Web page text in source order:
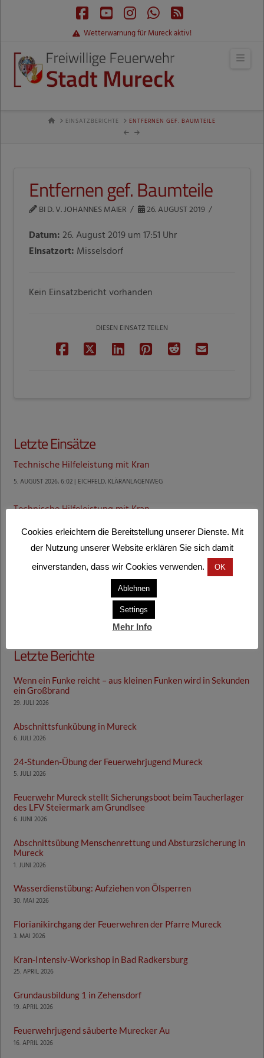
Facebook
YouTube
Instagram
Whatsapp
RSS
Wetterwarnung für Mureck aktiv!
HOMEEINSATZBERICHTE ENTFERNEN GEF. BAUMTEILE
Entfernen gef. Baumteile
BI D. V. JOHANNES MAIER 26. AUGUST 2019
Datum:26. August 2019 um 17:51 Uhr
Einsatzort: Misselsdorf
Kein Einsatzbericht vorhanden
DIESEN EINSATZ TEILEN
Letzte Einsätze
Technische Hilfeleistung mit Kran
5. AUGUST 2026, 6:02 | EICHFELD, KLÄRANLAGENWEG
Technische Hilfeleistung mit Kran
Technische Hilfeleistung mit Kran
4. AUGUST 2026, 14:00 | MURECK, QUELLENGASSE
Technische Hilfeleistung mit Kran
Letzte Berichte
Wenn ein Funke reicht – aus kleinen Funken wird in Sekunden
ein Großbrand
29. JULI 2026
Abschnittsfunkübung in Mureck
6. JULI 2026
24-Stunden-Übung der Feuerwehrjugend Mureck
5. JULI 2026
Feuerwehr Mureck stellt Sicherungsboot beim Taucherlager
des LFV Steiermark am Grundlsee
6. JUNI 2026
Abschnittsübung Menschenrettung und Absturzsicherung in
Mureck
1. JUNI 2026
Wasserdienstübung: Aufziehen von Ölsperren
30. MAI 2026
Florianikirchgang der Feuerwehren der Pfarre Mureck
3. MAI 2026
Kran-Intensiv-Workshop in Bad Radkersburg
25. APRIL 2026
Grundausbildung 1 in Zehensdorf
19. APRIL 2026
Feuerwehrjugend säuberte Murecker Au
16. APRIL 2026
Cookies erleichtern die Bereitstellung unserer Dienste. Mit
der Nutzung unserer Website erklären Sie sich damit
einverstanden, dass wir Cookies verwenden.
OK
Ablehnen
Settings
Mehr Info